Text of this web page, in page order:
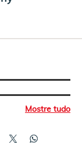
Mostre tudo